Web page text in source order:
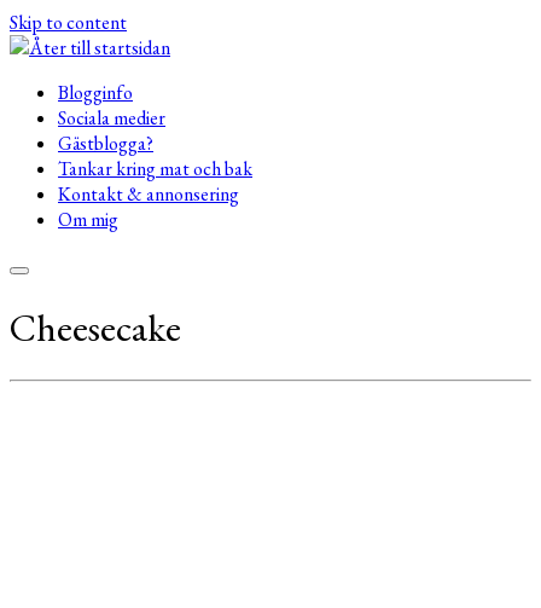
Skip to content
Blogginfo
Sociala medier
Gästblogga?
Tankar kring mat och bak
Kontakt & annonsering
Om mig
Cheesecake